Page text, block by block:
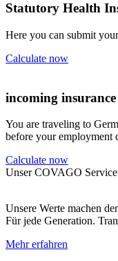
Statutory Health
Here you can submit
Calculate now
incoming insurance
You are traveling to
before your employment
Calculate now
Unser COVAGO
Unsere Werte machen
Für jede Generation.
Mehr erfahren